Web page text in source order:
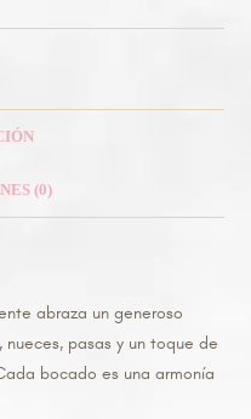
(0)
abraza un generoso
pasas y un toque de
bocado es una armonía